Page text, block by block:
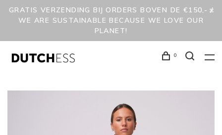
GRATIS VERZENDING BIJ ORDERS BOVEN DE €150,- /
WE ARE SUSTAINABLE BECAUSE WE LOVE OUR
PLANET!
0